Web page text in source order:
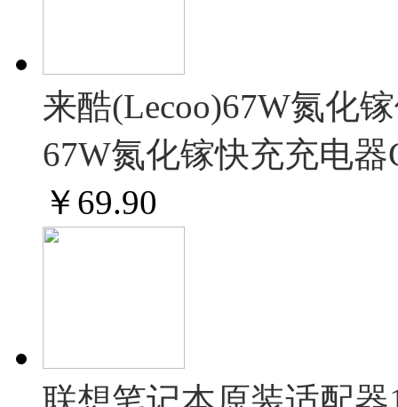
来酷(Lecoo)67W氮化
67W氮化镓快充充电
￥ 69.90